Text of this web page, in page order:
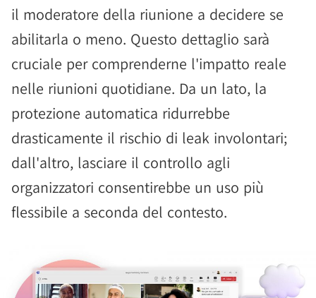
il moderatore della riunione a decidere se
abilitarla o meno. Questo dettaglio sarà
cruciale per comprenderne l'impatto reale
nelle riunioni quotidiane. Da un lato, la
protezione automatica ridurrebbe
drasticamente il rischio di leak involontari;
dall'altro, lasciare il controllo agli
organizzatori consentirebbe un uso più
flessibile a seconda del contesto.